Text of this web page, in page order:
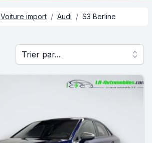
Voiture import / Audi / S3 Berline
Trier par...